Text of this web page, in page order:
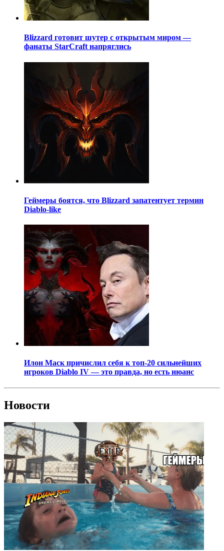
Blizzard готовит шутер с открытым миром —
фанаты StarCraft напряглись
Геймеры боятся, что Blizzard запатентует термин
Diablo-like
Илон Маск причислил себя к топ-20 сильнейших
игроков Diablo IV — это правда, но есть нюанс
Новости